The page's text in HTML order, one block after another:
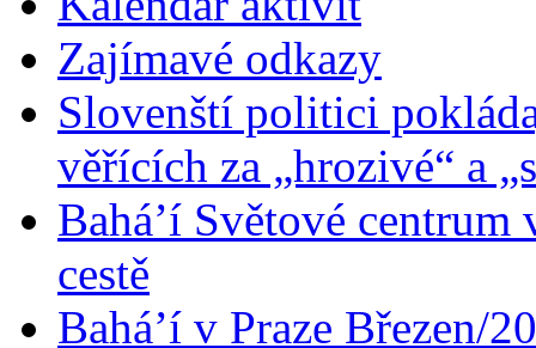
Zajímavé odkazy
Slovenští politici
věřících za „hrozivé“ a
Bahá’í Světové
cestě
Bahá’í v Praze Březen/